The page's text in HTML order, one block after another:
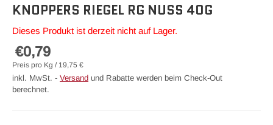
KNOPPERS RIEGEL RG NUSS 40G
Dieses Produkt ist derzeit nicht auf Lager.
€0,79
Preis pro Kg / 19,75 €
inkl. MwSt. - Versand und Rabatte werden beim Check-Out
berechnet.